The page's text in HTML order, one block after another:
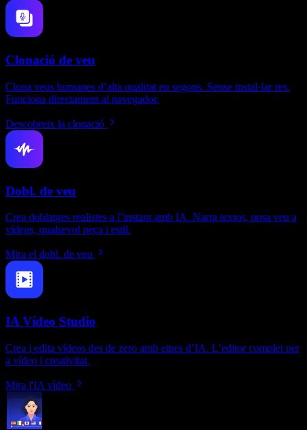
Clonació de veu
Clona veus humanes d’alta qualitat en segons. Sense instal·lar res.
Funciona directament al navegador.
Descobreix la clonació
Dobl. de veu
Crea doblatges realistes a l’instant amb IA. Narra textos, posa veu a
vídeos, qualsevol peça i estil.
Mira el dobl. de veu
IA Vídeo Studio
Crea i edita vídeos des de zero amb eines d’IA. L’editor complet per
a vídeo i creativitat.
Mira l'IA vídeo